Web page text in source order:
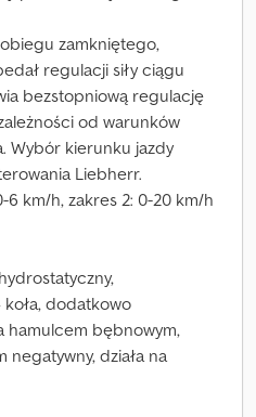
zamkniętego,
regulacji siły ciągu
bezstopniową regulację
od warunków
Wybór kierunku jazdy
Liebherr.
6 km/h, zakres 2: 0-20 km/h
koła, dodatkowo
hamulcem bębnowym,
negatywny, działa na